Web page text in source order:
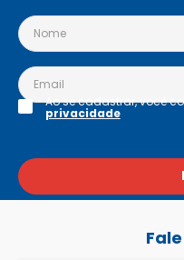
Ao se cadastrar, você
privacidade